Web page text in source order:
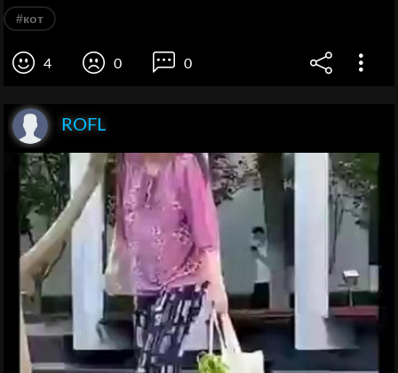
#кот
4 0 0
ROFL